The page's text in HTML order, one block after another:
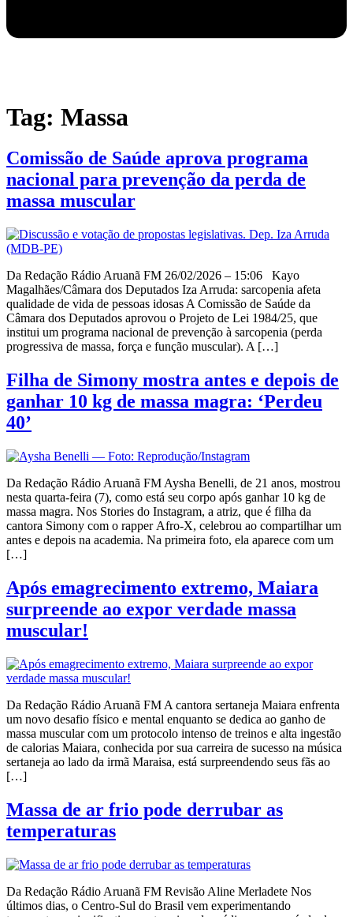
Tag: Massa
Comissão de Saúde aprova programa
nacional para prevenção da perda de
massa muscular
Da Redação Rádio Aruanã FM 26/02/2026 – 15:06 Kayo
Magalhães/Câmara dos Deputados Iza Arruda: sarcopenia afeta
qualidade de vida de pessoas idosas A Comissão de Saúde da
Câmara dos Deputados aprovou o Projeto de Lei 1984/25, que
institui um programa nacional de prevenção à sarcopenia (perda
progressiva de massa, força e função muscular). A […]
Filha de Simony mostra antes e depois de
ganhar 10 kg de massa magra: ‘Perdeu
40’
Da Redação Rádio Aruanã FM Aysha Benelli, de 21 anos, mostrou
nesta quarta-feira (7), como está seu corpo após ganhar 10 kg de
massa magra. Nos Stories do Instagram, a atriz, que é filha da
cantora Simony com o rapper Afro-X, celebrou ao compartilhar um
antes e depois na academia. Na primeira foto, ela aparece com um
[…]
Após emagrecimento extremo, Maiara
surpreende ao expor verdade massa
muscular!
Da Redação Rádio Aruanã FM A cantora sertaneja Maiara enfrenta
um novo desafio físico e mental enquanto se dedica ao ganho de
massa muscular com um protocolo intenso de treinos e alta ingestão
de calorias Maiara, conhecida por sua carreira de sucesso na música
sertaneja ao lado da irmã Maraisa, está surpreendendo seus fãs ao
[…]
Massa de ar frio pode derrubar as
temperaturas
Da Redação Rádio Aruanã FM Revisão Aline Merladete Nos
últimos dias, o Centro-Sul do Brasil vem experimentando